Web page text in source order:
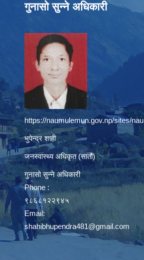
गुनासो सुन्ने अधिकारी
https://naumulemun.gov.np/sites/
भुपेन्द्र शाही
जनस्वास्थ्य अधिकृत (सातौं)
गुनासो सुन्ने अधिकारी
Phone :
९८६८१२२९४५
Email:
shahibhupendra481@gmail.com